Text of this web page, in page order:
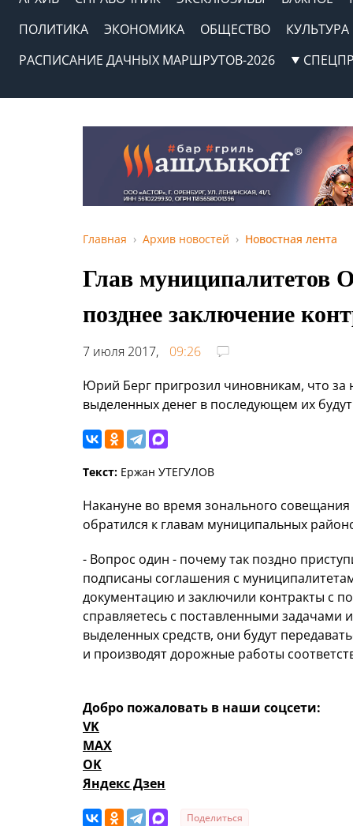
ПОЛИТИКА
ЭКОНОМИКА ОБЩЕСТВО
КУЛЬТУРА
РАСПИСАНИЕ ДАЧНЫХ МАРШРУТОВ-2026
Главная Архив новостей Новостная лента
Глав муниципалитетов
позднее заключение
7 июля 2017,
09:26
Юрий Берг пригрозил чиновникам, что
выделенных денег в последующем их
Текст: Ержан УТЕГУЛОВ
Накануне во время зонального
обратился к главам муниципальных
- Вопрос один - почему так поздно
подписаны соглашения с
документацию и заключили контракты с
справляетесь с поставленными
выделенных средств, они будут
и производят дорожные работы
Добро пожаловать в наши соцсети:
VK
MAX
OK
Яндекс Дзен
Поделиться